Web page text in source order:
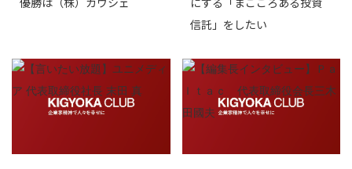
ルドカップ東京
信託」をしたい